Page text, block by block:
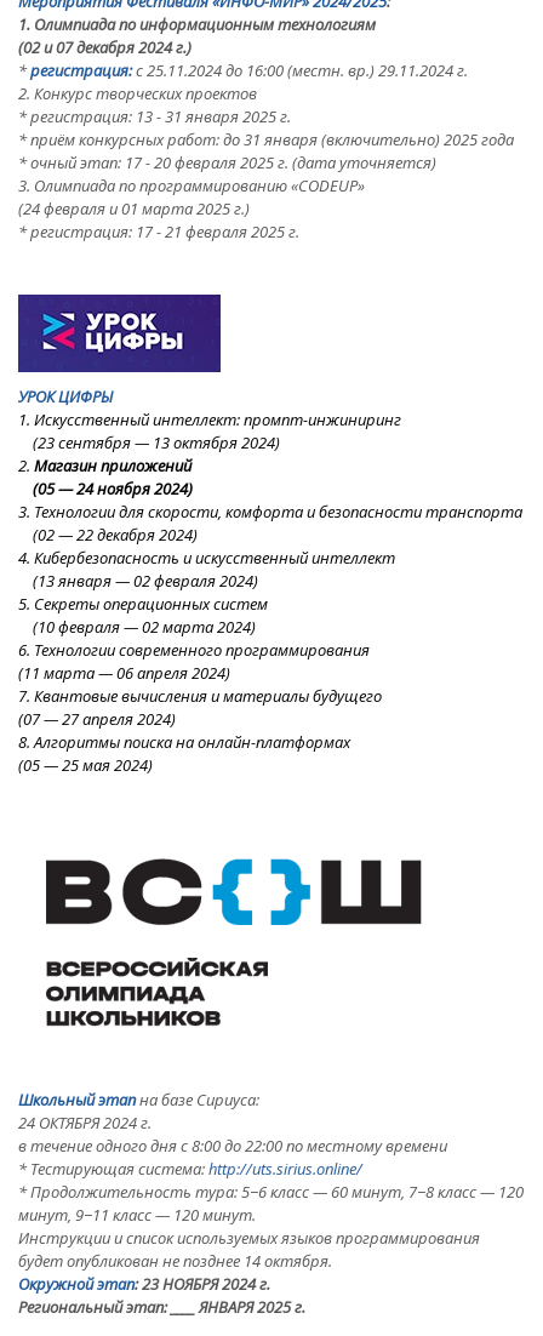
1. Олимпиада по информационным технологиям
(02 и 07 декабря 2024 г.)
*регистрация:с 25.11.2024до 16:00 (местн. вр.) 29.11.2024 г.
2. Конкурс творческих проектов
* регистрация: 13 - 31 января 2025 г.
* приём конкурсных работ: до 31 января (включительно) 2025 года
* очный этап: 17 - 20 февраля 2025 г. (дата уточняется)
3. Олимпиада по программированию «CODEUP»
(24 февраля и 01 марта 2025 г.)
* регистрация: 17 - 21 февраля 2025 г.
УРОК ЦИФРЫ
1. Искусственный интеллект: промпт-инжиниринг
(23сентября — 13 октября 2024)
2. Магазин приложений
(05—24ноября2024)
3. Технологии для скорости, комфорта и безопасности транспорта
(02—22декабря 2024)
4. Кибербезопасность и искусственный интеллект
(13 января—02 февраля 2024)
5. Секреты операционных систем
(10 февраля—02марта 2024)
6. Технологии современного программирования
(11 марта—06 апреля2024)
7. Квантовые вычисления и материалы будущего
(07—27 апреля2024)
8. Алгоритмы поиска на онлайн-платформах
(05—25 мая 2024)
Школьный этапна базе Сириуса:
24 ОКТЯБРЯ 2024 г.
в течение одного дня с 8:00 до 22:00 по местному времени
* Тестирующая система:http://uts.sirius.online/
* Продолжительность тура: 5−6 класс — 60 минут, 7−8 класс — 120
минут, 9−11 класс — 120 минут.
Инструкции и список используемых языков программирования
будет опубликован не позднее 14 октября.
Окружной этап: 23 НОЯБРЯ 2024 г.
Региональный этап:
____ ЯНВАРЯ 2025 г.